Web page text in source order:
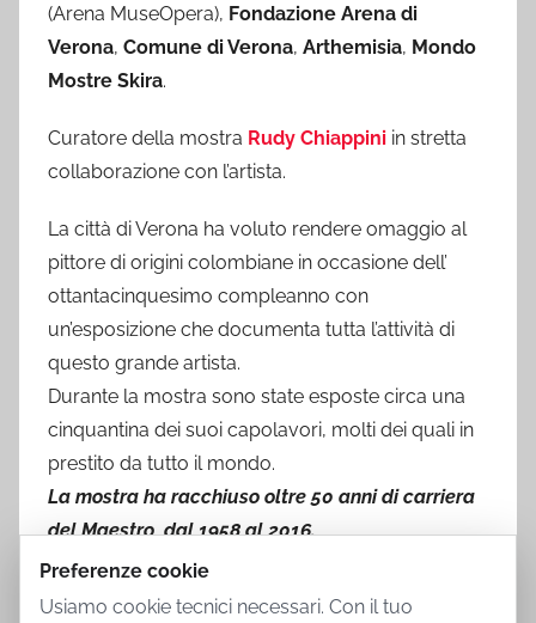
(Arena MuseOpera), Fondazione Arena di
Verona, Comune di Verona, Arthemisia, Mondo
Mostre Skira.
Curatore della mostra Rudy Chiappini in stretta
collaborazione con l’artista.
La città di Verona ha voluto rendere omaggio al
pittore di origini colombiane in occasione dell’
ottantacinquesimo compleanno con
un’esposizione che documenta tutta l’attività di
questo grande artista.
Durante la mostra sono state esposte circa una
cinquantina dei suoi capolavori, molti dei quali in
prestito da tutto il mondo.
La mostra ha racchiuso oltre 50 anni di carriera
del Maestro, dal 1958 al 2016.
Preferenze cookie
Usiamo cookie tecnici necessari. Con il tuo